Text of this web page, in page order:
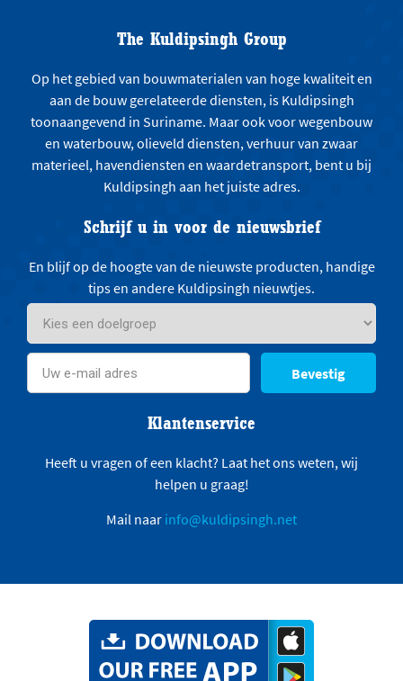
The Kuldipsingh Group
Op het gebied van bouwmaterialen van hoge kwaliteit en
aan de bouw gerelateerde diensten, is Kuldipsingh
toonaangevend in Suriname. Maar ook voor wegenbouw
en waterbouw, olieveld diensten, verhuur van zwaar
materieel, havendiensten en waardetransport, bent u bij
Kuldipsingh aan het juiste adres.
Schrijf u in voor de nieuwsbrief
En blijf op de hoogte van de nieuwste producten, handige
tips en andere Kuldipsingh nieuwtjes.
Bevestig
Klantenservice
Heeft u vragen of een klacht? Laat het ons weten, wij
helpen u graag!
Mail naar info@kuldipsingh.net